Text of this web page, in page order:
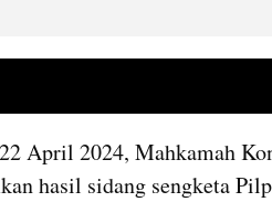
April 2024, Mahkamah
hasil sidang sengketa